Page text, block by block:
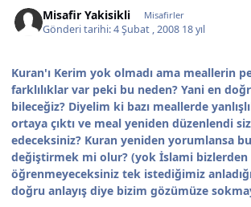
Misafir Yakisikli Misafirler
Gönderi tarihi:4 Şubat , 2008 18 yıl
Kuran'ı Kerim yok olmadı ama meallerin
farklılıklar var peki bu neden? Yani en
bileceğiz? Diyelim ki bazı meallerde
ortaya çıktı ve meal yeniden düzenlendi
edeceksiniz? Kuran yeniden yorumlansa
değiştirmek mi olur? (yok İslami bizlerden
öğrenmeyeceksiniz tek istediğimiz
doğru anlayış diye bizim gözümüze